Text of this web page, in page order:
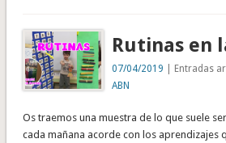
Rutinas en
07/04/2019 | Entradas
ABN
Os traemos una muestra de lo que suele
cada mañana acorde con los aprendizajes